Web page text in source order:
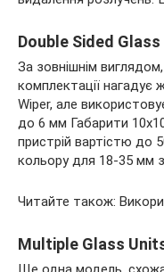
Double Sided
За зовнішнім
комплектації
Wiper, але
до 6 мм Габарити
пристрій вартістю до
кольору для 18-35 мм
Читайте також:
Multiple Glass